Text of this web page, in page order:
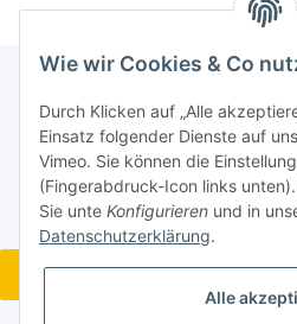
Informationen
Gesetzliche Informationen
Widerrufsbutton
Wie wir Cookies & Co
Durch Klicken auf „Alle
Einsatz folgender Dienste auf
Vimeo. Sie können die
(Fingerabdruck-Icon links
Sie unte Konfigurieren und in
Datenschutzerklärung.
Alle